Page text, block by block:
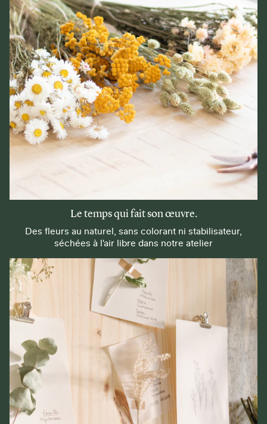
Le temps qui fait son œuvre.
Des fleurs au naturel, sans colorant ni stabilisateur,
séchées à l'air libre dans notre atelier